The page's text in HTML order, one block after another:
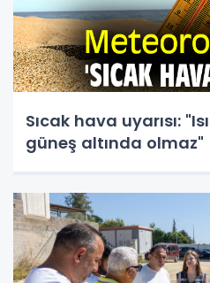
Sıcak hava uyarısı:
güneş altında olmaz"